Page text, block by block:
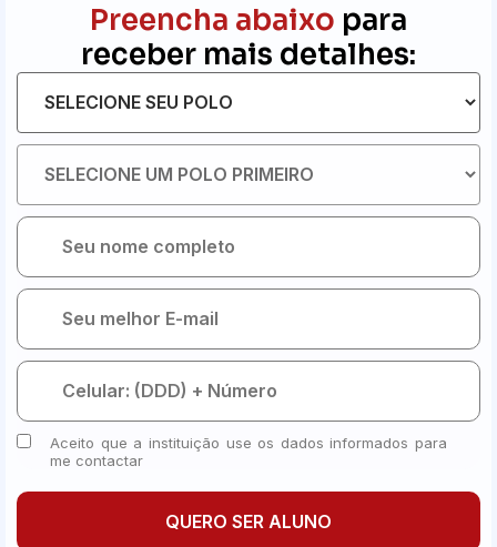
Preencha abaixo para
receber mais detalhes:
Aceito que a instituição use os dados informados para
me contactar
QUERO SER ALUNO